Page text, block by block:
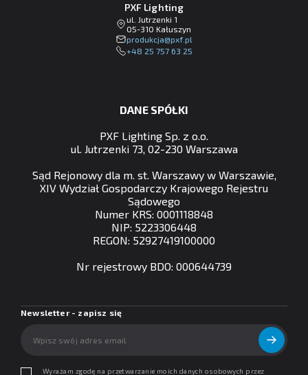
PXF Lighting
ul. Jutrzenki 1
05-310 Kałuszyn
lp.fxp@ajckudorp
+48 25 757 63 25
DANE SPÓŁKI
PXF Lighting Sp. z o.o.
ul. Jutrzenki 73, 02-230 Warszawa
Sąd Rejonowy dla m. st. Warszawy w Warszawie,
XIV Wydział Gospodarczy Krajowego Rejestru
Sądowego
Numer KRS: 0001118848
NIP: 5223306448
REGON: 52927419100000
Nr rejestrowy BDO: 000644739
Newsletter - zapisz się
Wyrażam zgodę na przetwarzanie moich danych osobowych przez